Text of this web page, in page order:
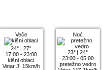
Veče
24° |27°
17:00 - 23:00
kišni oblaci
Vetar JI 15km/h
Noć
23° |24°
23:00 - 05:00
pretežno vedro